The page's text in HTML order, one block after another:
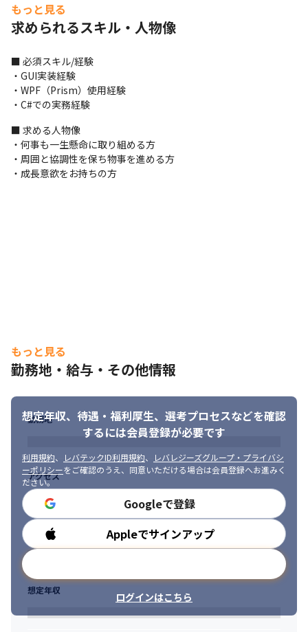
・そのため、先方の最先端機材、備品が使用可能になるため、最
先端の環境でプロジェクトに関わることが可能です
ーの配置に関する裁量を握り、業務に関わっていただけます
・各自動車メーカーが開発に鎬を削るコネクティッドカーを実現
するために必要なセキュリティ技術に注力しています
■ この仕事の面白み、魅力
・トレンドのロボット業界に携わることができます
・少人数での実務であり、自身が主となりGUIの構成なども考えて
いくため、ハイレベルなGUIの実装経験を積むことが可能です
もっと見る
求められるスキル・人物像
■ 必須スキル/経験
・GUI実装経験
・WPF（Prism）使用経験
・C#での実務経験
■ 求める人物像
・何事も一生懸命に取り組める方
・周囲と協調性を保ち物事を進める方
・成長意欲をお持ちの方
もっと見る
勤務地・給与・その他情報
想定年収、待遇・福利厚生、 選考プロセスなどを確認
するには会員登録が必要です
利用規約、 レバテックID利用規約、
レバレジーズグループ・プライバシ
ーポリシーをご確認のうえ、同意いただける場合は会員登録へお進みく
ださい。
Googleで登録
Appleでサインアップ
ログインはこちら
勤務地
アクセス
勤務時間
想定年収